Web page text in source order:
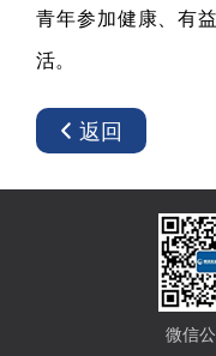
青年参加健康、有
活。
返回
微信